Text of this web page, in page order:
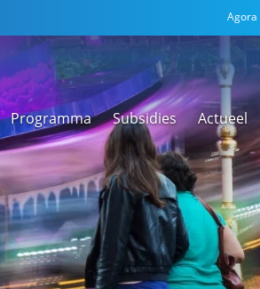
Agora
Programma
Regionale
Subsidies Actueel
Nieuwsarchief